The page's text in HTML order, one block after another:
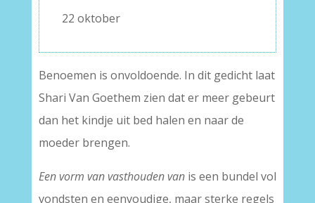
22 oktober
Benoemen is onvoldoende. In dit gedicht laat
Shari Van Goethem zien dat er meer gebeurt
dan het kindje uit bed halen en naar de
moeder brengen.
Een vorm van vasthouden vanis een bundel vol
vondsten en eenvoudige, maar sterke regels